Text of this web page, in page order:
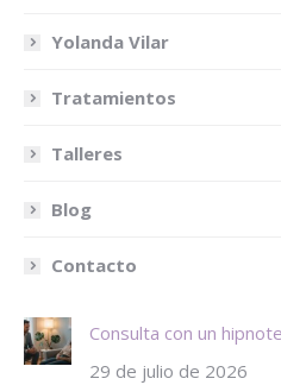
Yolanda Vilar
Tratamientos
Talleres
Blog
Contacto
Consulta con un
29 de julio de 2026